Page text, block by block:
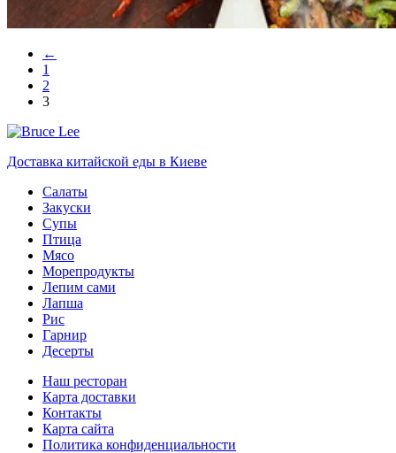
←
1
2
3
Доставка китайской еды в Киеве
Салаты
Закуски
Супы
Птица
Мясо
Морепродукты
Лепим сами
Лапша
Рис
Гарнир
Десерты
Наш ресторан
Карта доставки
Контакты
Карта сайта
Политика конфиденциальности